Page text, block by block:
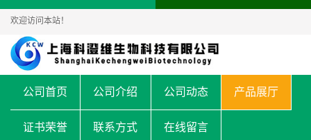
欢迎访问本站！
公司首页 公司介绍 公司动态 产品展厅
证书荣誉 联系方式 在线留言